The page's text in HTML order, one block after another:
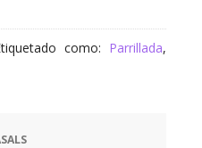
como: Parrillada,